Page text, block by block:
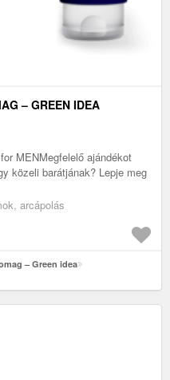
– GREEN IDEA
MENMegfelelő ajándékot
közeli barátjának? Lepje meg
arcápolás
– Green idea